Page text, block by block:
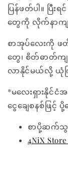
ပြန်ဖတ်ပါ။ ပြီ
တွေကို လိုက်နာကျ
စာအုပ်လေးကို ဖ
တွေ၊ စိတ်ဓာတ်က
လာနိုင်မယ်လို့ ယုံ
*မလေးရှားနိုင်ငံ
ငွေချေစနစ်ဖြင့်
စာပို့ဆက်
4NiX Store